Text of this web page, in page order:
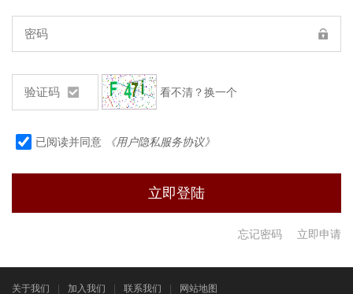
看不清？换一个
已阅读并同意 《用户隐私服务协议》
忘记密码 立即申请
关于我们 加入我们 联系我们 网站地图